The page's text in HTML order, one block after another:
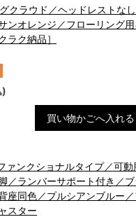
ラウド／ヘッドレストな
ンオレンジ／フローリング用
ラク納品］
)
買い物かごへ入れる
ァンクショナルタイプ／可動
／ランバーサポート付き／ブ
座同色／プルシアンブルー／
スター